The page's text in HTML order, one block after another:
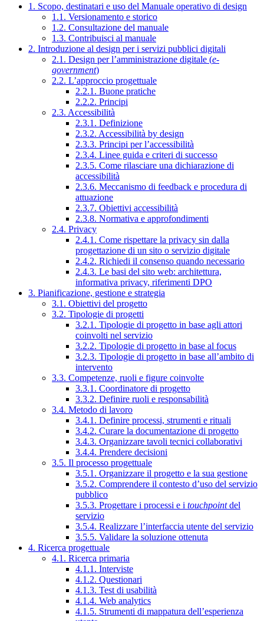
1. Scopo, destinatari e uso del Manuale operativo di design
1.1. Versionamento e storico
1.2. Consultazione del manuale
1.3. Contribuisci al manuale
2. Introduzione al design per i servizi pubblici digitali
2.1. Design per l’amministrazione digitale (e-
government)
2.2. L’approccio progettuale
2.2.1. Buone pratiche
2.2.2. Principi
2.3. Accessibilità
2.3.1. Definizione
2.3.2. Accessibilità by design
2.3.3. Principi per l’accessibilità
2.3.4. Linee guida e criteri di successo
2.3.5. Come rilasciare una dichiarazione di
accessibilità
2.3.6. Meccanismo di feedback e procedura di
attuazione
2.3.7. Obiettivi accessibilità
2.3.8. Normativa e approfondimenti
2.4. Privacy
2.4.1. Come rispettare la privacy sin dalla
progettazione di un sito o servizio digitale
2.4.2. Richiedi il consenso quando necessario
2.4.3. Le basi del sito web: architettura,
informativa privacy, riferimenti DPO
3. Pianificazione, gestione e strategia
3.1. Obiettivi del progetto
3.2. Tipologie di progetti
3.2.1. Tipologie di progetto in base agli attori
coinvolti nel servizio
3.2.2. Tipologie di progetto in base al focus
3.2.3. Tipologie di progetto in base all’ambito di
intervento
3.3. Competenze, ruoli e figure coinvolte
3.3.1. Coordinatore di progetto
3.3.2. Definire ruoli e responsabilità
3.4. Metodo di lavoro
3.4.1. Definire processi, strumenti e rituali
3.4.2. Curare la documentazione di progetto
3.4.3. Organizzare tavoli tecnici collaborativi
3.4.4. Prendere decisioni
3.5. Il processo progettuale
3.5.1. Organizzare il progetto e la sua gestione
3.5.2. Comprendere il contesto d’uso del servizio
pubblico
3.5.3. Progettare i processi e i touchpointdel
servizio
3.5.4. Realizzare l’interfaccia utente del servizio
3.5.5. Validare la soluzione ottenuta
4. Ricerca progettuale
4.1. Ricerca primaria
4.1.1. Interviste
4.1.2. Questionari
4.1.3. Test di usabilità
4.1.4. Web analytics
4.1.5. Strumenti di mappatura dell’esperienza